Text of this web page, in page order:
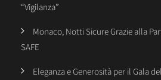
“Vigilanza”
Monaco, Notti Sicure Grazie alla
SAFE
Eleganza e Generosità per il Gala